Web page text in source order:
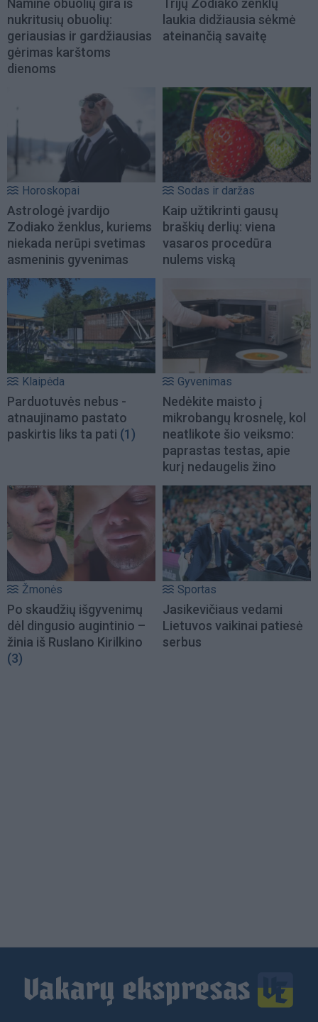
nukritusių obuolių:
geriausias ir gardžiausias
gėrimas karštoms
dienoms
laukia didžiausia sėkmė
ateinančią savaitę
Horoskopai
Astrologė įvardijo
Zodiako ženklus, kuriems
niekada nerūpi svetimas
asmeninis gyvenimas
Sodas ir daržas
Kaip užtikrinti gausų
braškių derlių: viena
vasaros procedūra
nulems viską
Klaipėda
Parduotuvės nebus -
atnaujinamo pastato
paskirtis liks ta pati (1)
Gyvenimas
Nedėkite maisto į
mikrobangų krosnelę, kol
neatlikote šio veiksmo:
paprastas testas, apie
kurį nedaugelis žino
Žmonės
Po skaudžių išgyvenimų
dėl dingusio augintinio –
žinia iš Ruslano Kirilkino
(3)
Sportas
Jasikevičiaus vedami
Lietuvos vaikinai patiesė
serbus